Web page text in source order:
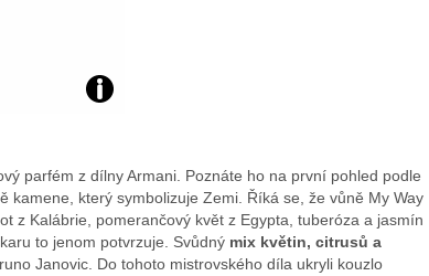
parfém z dílny Armani. Poznáte ho na první pohled podle
který symbolizuje Zemi. Říká se, že vůně My Way
z Kalábrie, pomerančový květ z Egypta, tuberóza a jasmín
to jenom potvrzuje. Svůdný mix květin, citrusů a
Janovic. Do tohoto mistrovského díla ukryli kouzlo